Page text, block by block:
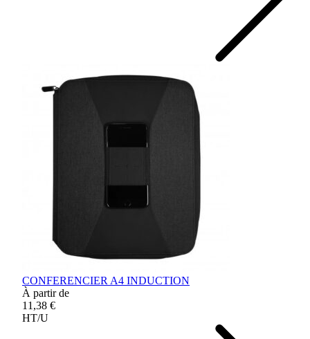
CONFERENCIER A4 INDUCTION
À partir de
11,38 €
HT/U